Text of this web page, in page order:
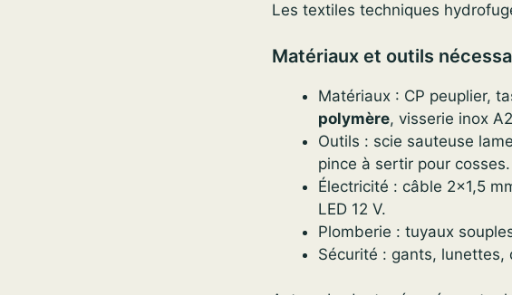
Les textiles techniques
Matériaux et outils
Matériaux : CP peuplier,
polymère, visserie inox
Outils : scie sauteuse
pince à sertir pour cosses.
Électricité : câble 2×1,5
LED 12 V.
Plomberie : tuyaux
Sécurité : gants,